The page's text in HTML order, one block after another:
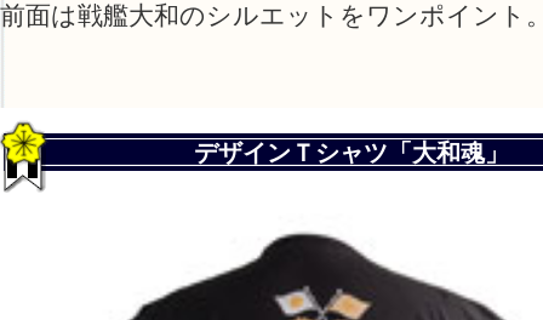
前面は戦艦大和のシルエットをワンポイント
デザインＴシャツ「大和魂」